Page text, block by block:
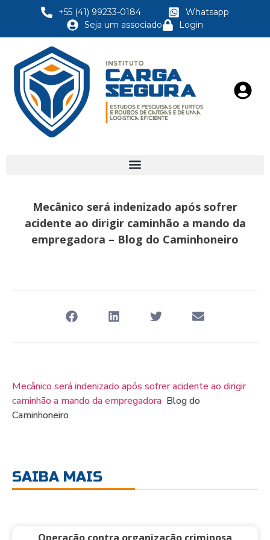
+55 (41) 99233-0184
Whatsapp
Seja um associado
Login
Mecânico será indenizado após sofrer
acidente ao dirigir caminhão a mando da
empregadora – Blog do Caminhoneiro
Mecânico será indenizado após sofrer acidente ao dirigir
caminhão a mando da empregadora Blog do
Caminhoneiro
SAIBA MAIS